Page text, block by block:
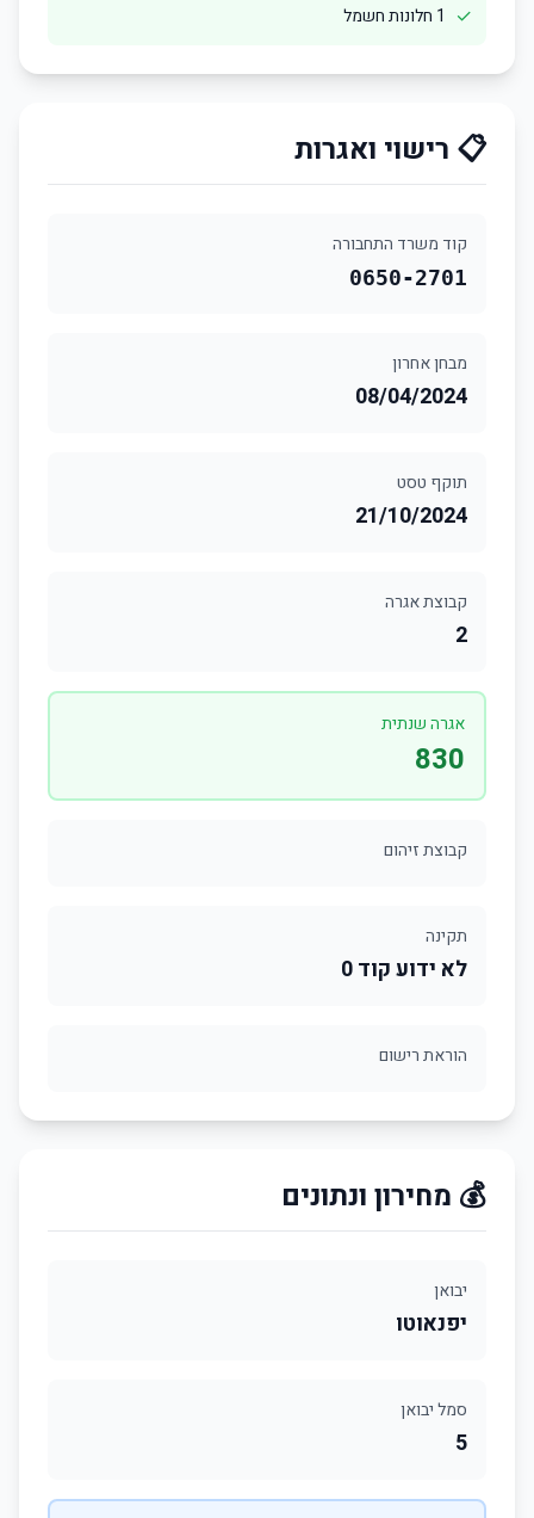
✓ 1 חלונות חשמל
📋 רישוי ואגרות
קוד משרד התחבורה
0650-2701
מבחן אחרון
08/04/2024
תוקף טסט
21/10/2024
קבוצת אגרה
2
אגרה שנתית
830
קבוצת זיהום
תקינה
לא ידוע קוד 0
הוראת רישום
💰 מחירון ונתונים
יבואן
יפנאוטו
סמל יבואן
5